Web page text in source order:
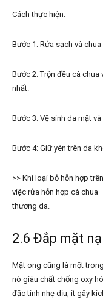
Cách thực hiện:
Bước 1: Rửa sạch và chua
Bước 2: Trộn đều cà
nhất.
Bước 3: Vệ sinh da mặt
Bước 4: Giữ yên trên da
>> Khi loại bỏ hỗn hợp
việc rửa hỗn hợp cà chua
thương da.
2.6 Đắp mặt
Mật ong cũng là một
nó giàu chất chống oxy
đặc tính nhẹ dịu, ít gây